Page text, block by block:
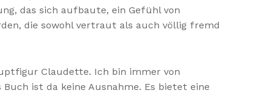
das sich aufbaute, ein Gefühl von
die sowohl vertraut als auch völlig fremd
Claudette. Ich bin immer von
ist da keine Ausnahme. Es bietet eine